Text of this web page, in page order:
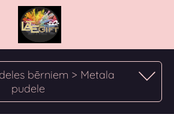
bērniem > Metala
pudele